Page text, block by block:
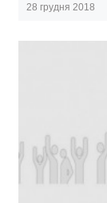
28 грудня 2018